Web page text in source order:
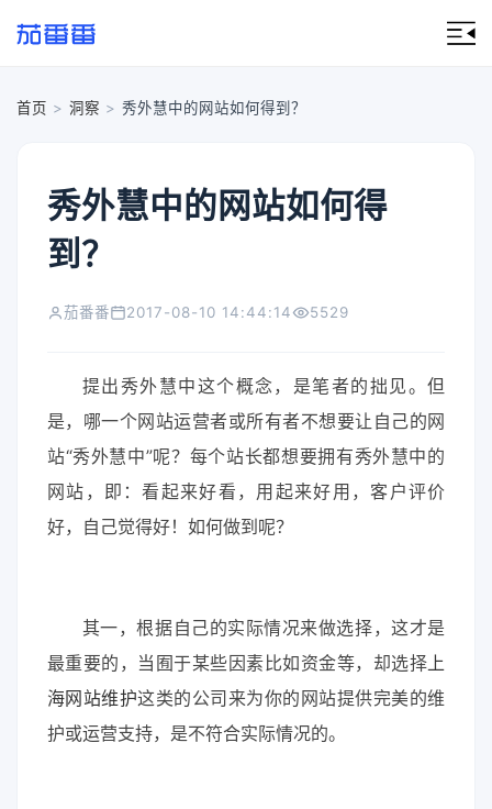
首页 > 洞察 > 秀外慧中的网站如何得到？
秀外慧中的网站如何得
到？
茄番番 2017-08-10 14:44:14 5529
提出秀外慧中这个概念，是笔者的拙见。但
是，哪一个网站运营者或所有者不想要让自己的网
站“秀外慧中”呢？每个站长都想要拥有秀外慧中的
网站，即：看起来好看，用起来好用，客户评价
好，自己觉得好！如何做到呢？
其一，根据自己的实际情况来做选择，这才是
最重要的，当囿于某些因素比如资金等，却选择上
海网站维护这类的公司来为你的网站提供完美的维
护或运营支持，是不符合实际情况的。